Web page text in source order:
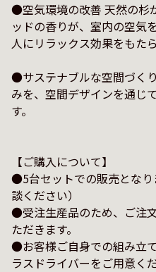
●空気環境の改善 天然の杉
ッドの香りが、室内の空気
人にリラックス効果をもたら
●サステナブルな空間づく
みを、空間デザインを通じ
す。
【ご購入について】
●5台セットでの販売となり
談ください）
●受注生産品のため、ご注
ただきます。
●お客様ご自身での組み立
ラスドライバーをご用意くだ